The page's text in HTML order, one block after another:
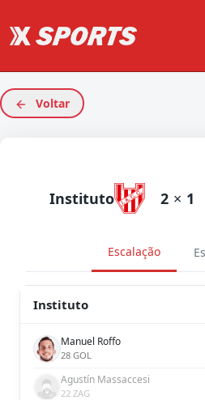
Voltar
Instituto 2 × 1
Escalação
Instituto
Manuel Roffo
28 GOL
Agustín Massaccesi
22 ZAG